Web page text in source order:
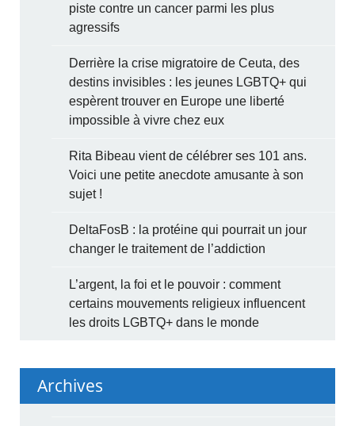
piste contre un cancer parmi les plus
agressifs
Derrière la crise migratoire de Ceuta, des
destins invisibles : les jeunes LGBTQ+ qui
espèrent trouver en Europe une liberté
impossible à vivre chez eux
Rita Bibeau vient de célébrer ses 101 ans.
Voici une petite anecdote amusante à son
sujet !
DeltaFosB : la protéine qui pourrait un jour
changer le traitement de l’addiction
L’argent, la foi et le pouvoir : comment
certains mouvements religieux influencent
les droits LGBTQ+ dans le monde
Archives